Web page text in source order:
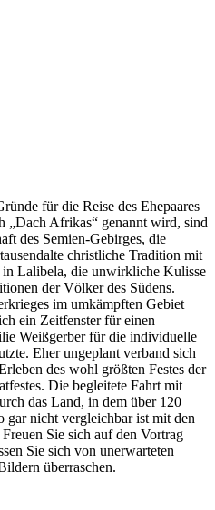
für die Reise des Ehepaares
„Dach Afrikas“ genannt wird, sind
des Semien-Gebirges, die
christliche Tradition mit
in Lalibela, die unwirkliche Kulisse
der Völker des Südens.
im umkämpften Gebiet
ein Zeitfenster für einen
Weißgerber für die individuelle
Eher ungeplant verband sich
des wohl größten Festes der
Die begleitete Fahrt mit
das Land, in dem über 120
gar nicht vergleichbar ist mit den
Sie sich auf den Vortrag
Sie sich von unerwarteten
überraschen.